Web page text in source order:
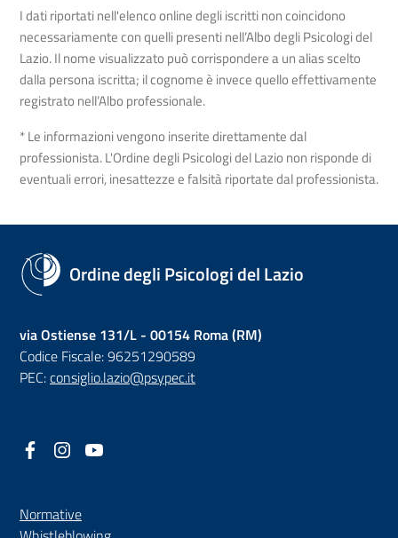
I dati riportati nell'elenco online degli iscritti non coincidono
necessariamente con quelli presenti nell’Albo degli Psicologi del
Lazio. Il nome visualizzato può corrispondere a un alias scelto
dalla persona iscritta; il cognome è invece quello effettivamente
registrato nell’Albo professionale.
* Le informazioni vengono inserite direttamente dal
professionista. L'Ordine degli Psicologi del Lazio non risponde di
eventuali errori, inesattezze e falsità riportate dal professionista.
Ordine degli Psicologi del Lazio
via Ostiense 131/L - 00154 Roma (RM)
Codice Fiscale: 96251290589
PEC:consiglio.lazio@psypec.it
Facebook
(nuova scheda - new tab)
Instagram
(nuova scheda - new tab)
Normative